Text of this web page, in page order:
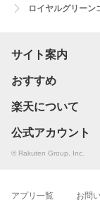
ロイヤルグリーン
サイト案内
おすすめ
楽天について
公式アカウント
© Rakuten Group, Inc.
アプリ一覧 お問